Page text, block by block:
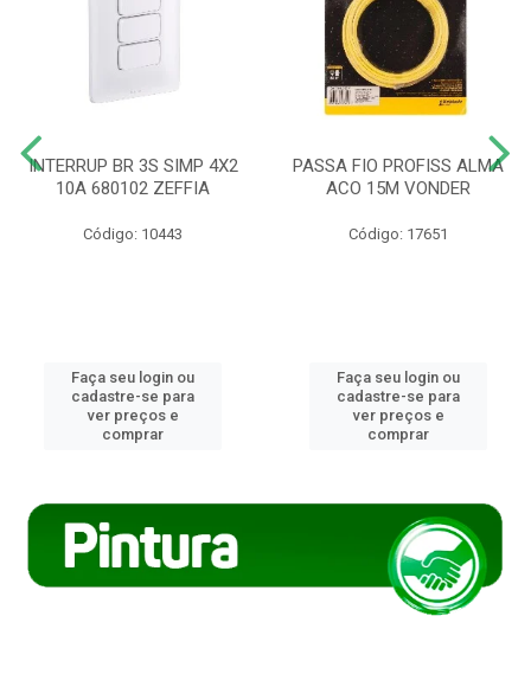
INTERRUP BR 3S SIMP 4X2
10A 680102 ZEFFIA
Código: 10443
Faça seu login ou
cadastre-se para
ver preços e
comprar
PASSA FIO PROFISS ALMA
ACO 15M VONDER
Código: 17651
Faça seu login ou
cadastre-se para
ver preços e
comprar